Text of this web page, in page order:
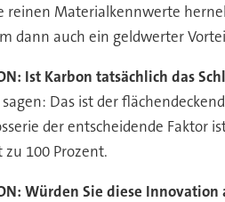
reinen Materialkennwerte
dann auch ein geldwerter
Ist Karbon tatsächlich das
Das ist der
der entscheidende Faktor
zu 100 Prozent.
Würden Sie diese